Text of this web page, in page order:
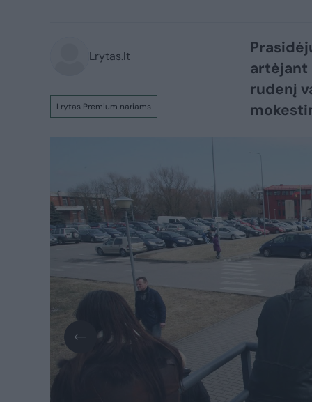
Lrytas.lt
Lrytas Premium nariams
artėjant
rudenį